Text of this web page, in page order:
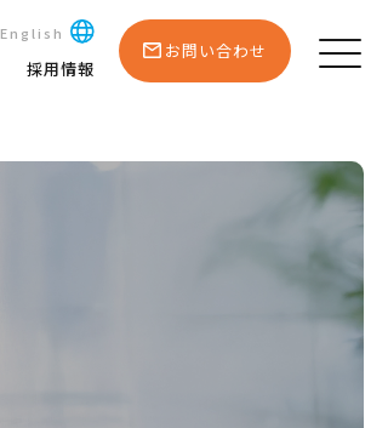
English
採用情報
お問い合わせ